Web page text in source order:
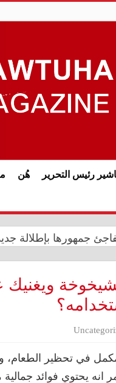
رئيس التحرير هُن
جمهورها بإطلالة
فالح الزيدي يترأس
في تحظير الطعام،
انه يحتوي فوائد